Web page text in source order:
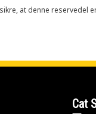
at denne reservedel
Cat